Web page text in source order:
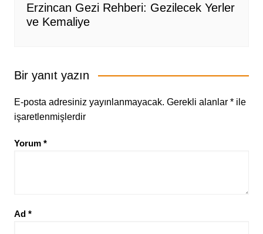
Erzincan Gezi Rehberi: Gezilecek Yerler
ve Kemaliye
Bir yanıt yazın
E-posta adresiniz yayınlanmayacak. Gerekli alanlar *ile
işaretlenmişlerdir
Yorum *
Ad *